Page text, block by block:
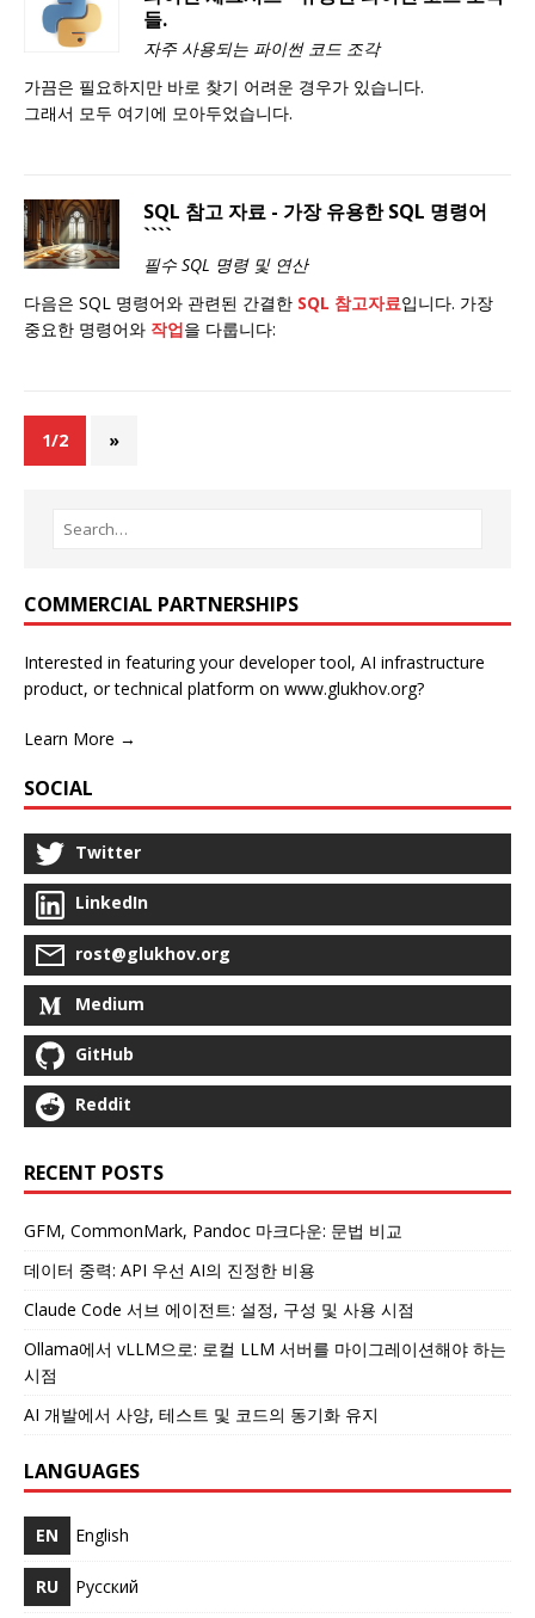
들.
자주 사용되는 파이썬 코드 조각
가끔은 필요하지만 바로 찾기 어려운 경우가 있습니다.
그래서 모두 여기에 모아두었습니다.
SQL 참고 자료 - 가장 유용한 SQL 명령어
````
필수 SQL 명령 및 연산
다음은 SQL 명령어와 관련된 간결한 SQL 참고자료입니다. 가장
중요한 명령어와 작업을 다룹니다:
1/2 »
COMMERCIAL PARTNERSHIPS
Interested in featuring your developer tool, AI infrastructure
product, or technical platform on www.glukhov.org?
Learn More →
SOCIAL
Twitter
LinkedIn
rost@glukhov.org
Medium
GitHub
Reddit
RECENT POSTS
GFM, CommonMark, Pandoc 마크다운: 문법 비교
데이터 중력: API 우선 AI의 진정한 비용
Claude Code 서브 에이전트: 설정, 구성 및 사용 시점
Ollama에서 vLLM으로: 로컬 LLM 서버를 마이그레이션해야 하는
시점
AI 개발에서 사양, 테스트 및 코드의 동기화 유지
LANGUAGES
EN English
RU Русский